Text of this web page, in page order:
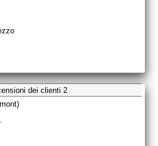
dei clienti 2